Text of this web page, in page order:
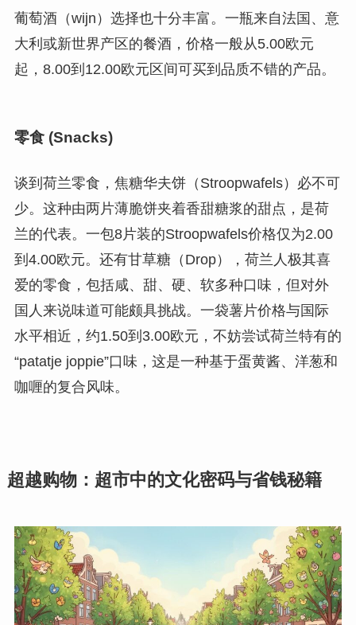
葡萄酒（wijn）选择也十分丰富。一瓶来自法国、意
大利或新世界产区的餐酒，价格一般从5.00欧元
起，8.00到12.00欧元区间可买到品质不错的产品。
零食 (Snacks)
谈到荷兰零食，焦糖华夫饼（Stroopwafels）必不可
少。这种由两片薄脆饼夹着香甜糖浆的甜点，是荷
兰的代表。一包8片装的Stroopwafels价格仅为2.00
到4.00欧元。还有甘草糖（Drop），荷兰人极其喜
爱的零食，包括咸、甜、硬、软多种口味，但对外
国人来说味道可能颇具挑战。一袋薯片价格与国际
水平相近，约1.50到3.00欧元，不妨尝试荷兰特有的
“patatje joppie”口味，这是一种基于蛋黄酱、洋葱和
咖喱的复合风味。
超越购物：超市中的文化密码与省钱秘籍